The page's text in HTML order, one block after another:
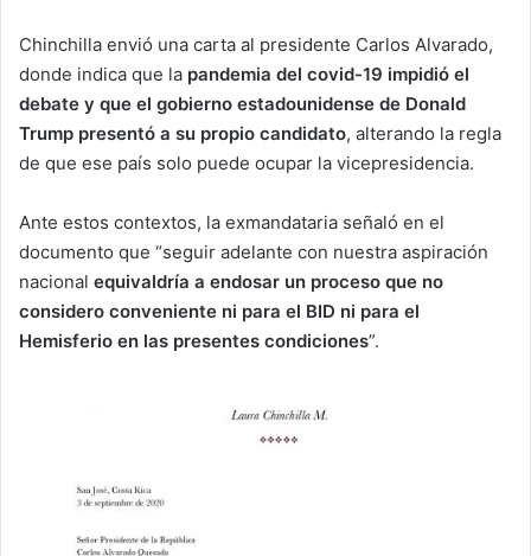
Chinchilla envió una carta al presidente Carlos Alvarado,
donde indica que la pandemia del covid-19 impidió el
debate y que el gobierno estadounidense de Donald
Trump presentó a su propio candidato, alterando la regla
de que ese país solo puede ocupar la vicepresidencia.
Ante estos contextos, la exmandataria señaló en el
documento que “seguir adelante con nuestra aspiración
nacional equivaldría a endosar un proceso que no
considero conveniente ni para el BID ni para el
Hemisferio en las presentes condiciones”.